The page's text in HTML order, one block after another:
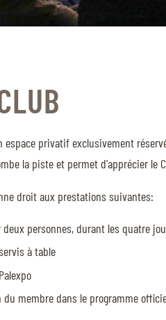
espace privatif exclusivement
la piste et permet d'apprécier le
droit aux prestations suivantes:
personnes, durant les quatre
à table
membre dans le programme